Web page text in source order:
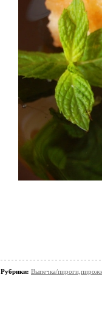
Рубрики: Выпечка/